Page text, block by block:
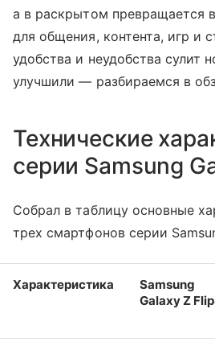
а в раскрытом превращается
для общения, контента, игр и
удобства и неудобства сулит
улучшили — разбираемся в
Технические
серии Samsung
Собрал в таблицу основные
трех смартфонов серии
Характеристика
Samsung
Galaxy Z